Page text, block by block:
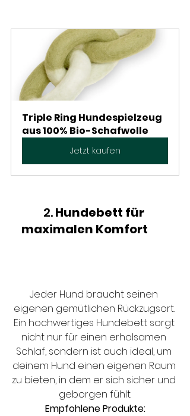
Triple Ring Hundespielzeug
aus 100% Bio-Schafwolle
Jetzt kaufen
2. Hundebett für
maximalen Komfort
Jeder Hund braucht seinen
eigenen gemütlichen Rückzugsort.
Ein hochwertiges Hundebett sorgt
nicht nur für einen erholsamen
Schlaf, sondern ist auch ideal, um
deinem Hund einen eigenen Raum
zu bieten, in dem er sich sicher und
geborgen fühlt.
Empfohlene Produkte: